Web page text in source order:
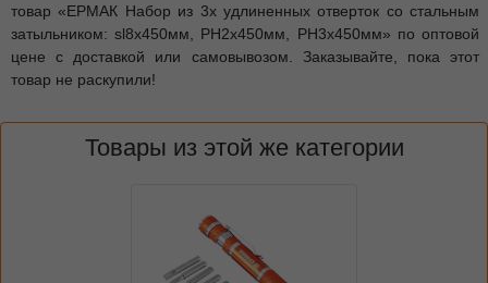
товар «ЕРМАК Набор из 3х удлиненных отверток со стальным
затыльником: sl8x450мм, PH2x450мм, PH3x450мм» по оптовой
цене с доставкой или самовывозом. Заказывайте, пока этот
товар не раскупили!
Товары из этой же категории